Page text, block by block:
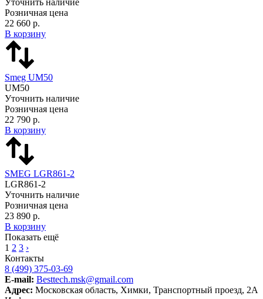
Розничная цена
22 660 р.
В корзину
Smeg UM50
UM50
Уточнить наличие
Розничная цена
22 790 р.
В корзину
SMEG LGR861-2
LGR861-2
Уточнить наличие
Розничная цена
23 890 р.
В корзину
Показать ещё
1 2 3 ›
Контакты
8 (499) 375-03-69
E-mail: Besttech.msk@gmail.com
Адрес: Московская область, Химки, Транспортный проезд, 2А